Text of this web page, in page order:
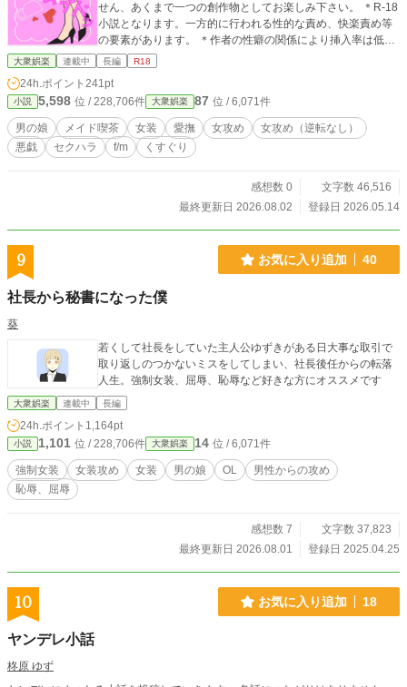
せん、あくまで一つの創作物としてお楽しみ下さい。 ＊R-18
小説となります。一方的に行われる性的な責め、快楽責め等
の要素があります。 ＊作者の性癖の関係により挿入率は低い
です、ご留意下さい。 ＊短編全ての登場人物は設定クソガバ
細かい設定は各自の脳内で適当にお決め下さい。
大衆娯楽 連載中 長編 R18
24h.ポイント 241pt
小説 5,598 位 / 228,706件 大衆娯楽 87 位 / 6,071件
男の娘 メイド喫茶 女装 愛撫 女攻め
女攻め（逆転なし）
悪戯
セクハラ f/m くすぐり
感想数 0
文字数 46,516
最終更新日 2026.08.02
登録日 2026.05.14
9 お気に入り追加 40
社長から秘書になった僕
葵
若くして社長をしていた主人公ゆずきがある日大事な取引で
取り返しのつかないミスをしてしまい、社長後任からの転落
人生。強制女装、屈辱、恥辱など好きな方にオススメです
大衆娯楽 連載中 長編
24h.ポイント 1,164pt
小説 1,101 位 / 228,706件 大衆娯楽 14 位 / 6,071件
強制女装 女装攻め 女装 男の娘 OL
男性からの攻め
恥辱、屈辱
感想数 7
文字数 37,823
最終更新日 2026.08.01
登録日 2025.04.25
10 お気に入り追加 18
ヤンデレ小話
柊原 ゆず